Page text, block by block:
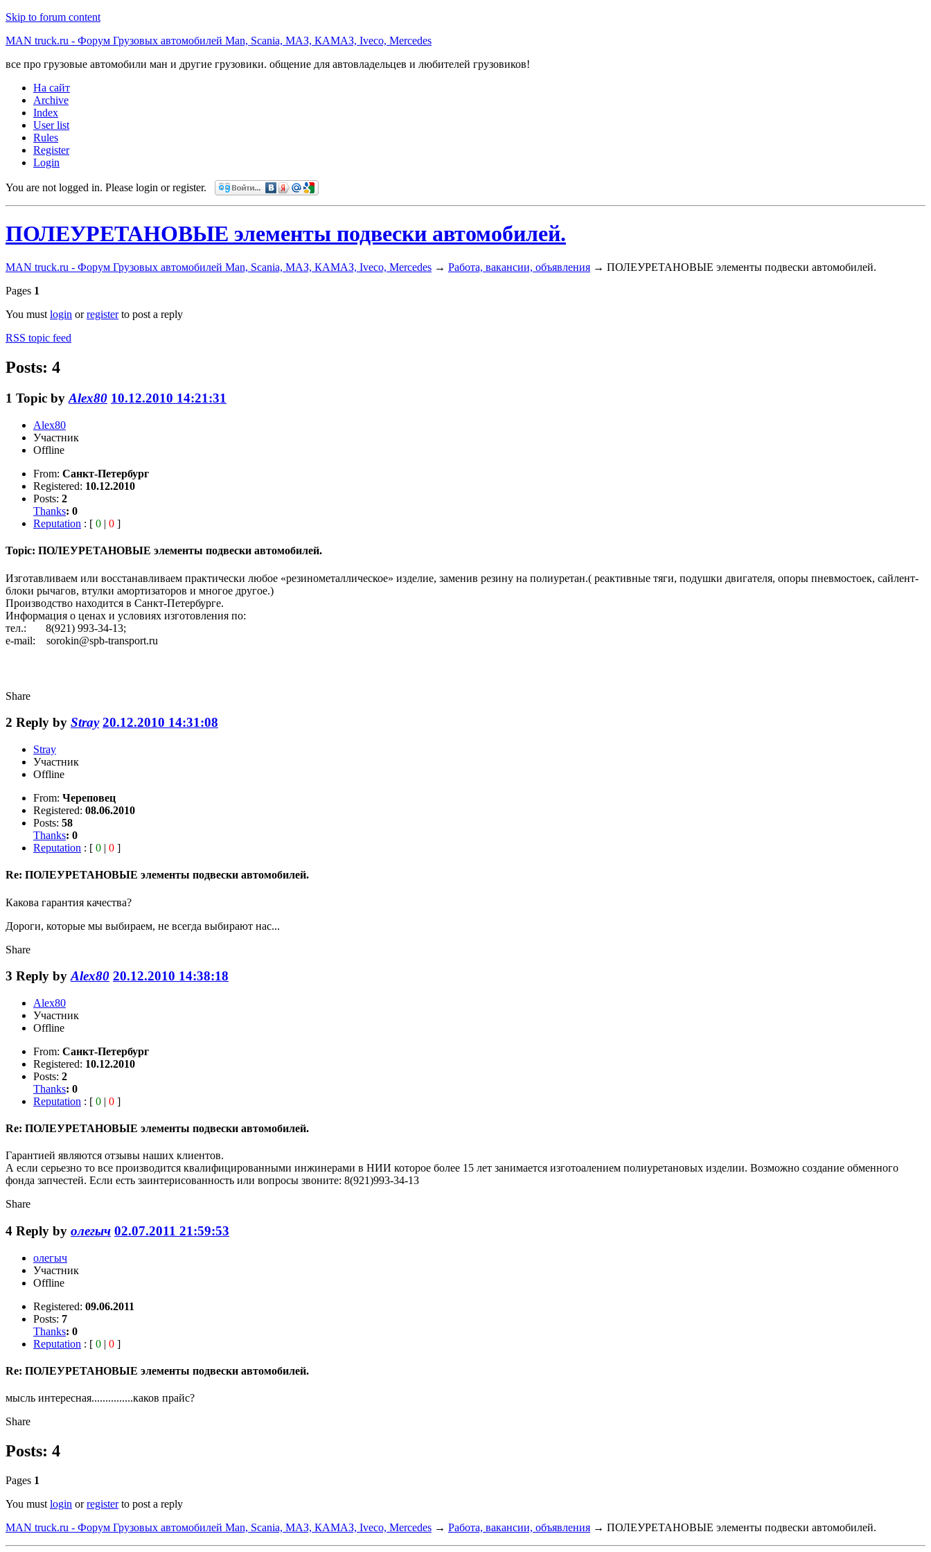
Skip to forum content
MAN truck.ru - Форум Грузовых автомобилей Man, Scania, МАЗ, КАМАЗ, Iveco, Mercedes
все про грузовые автомобили ман и другие грузовики. общение для автовладельцев и любителей грузовиков!
На сайт
Archive
Index
User list
Rules
Register
Login
You are not logged in. Please login or register.
ПОЛЕУРЕТАНОВЫЕ элементы подвески автомобилей.
MAN truck.ru - Форум Грузовых автомобилей Man, Scania, МАЗ, КАМАЗ, Iveco, Mercedes → Работа, вакансии, объявления → ПОЛЕУРЕТАНОВЫЕ элементы подвески автомобилей.
Pages 1
You mustlogin orregisterto post a reply
RSS topic feed
Posts: 4
1 Topic byAlex80 10.12.2010 14:21:31
Alex80
Участник
Offline
From: Санкт-Петербург
Registered: 10.12.2010
Posts: 2
Thanks: 0
Reputation : [ 0 | 0 ]
Topic: ПОЛЕУРЕТАНОВЫЕ элементы подвески автомобилей.
Изготавливаем или восстанавливаем практически любое «резинометаллическое» изделие, заменив резину на полиуретан.( реактивные тяги, подушки двигателя, опоры пневмостоек, сайлент-
блоки рычагов, втулки амортизаторов и многое другое.)
Производство находится в Санкт-Петербурге.
Информация о ценах и условиях изготовления по:
тел.: 8(921) 993-34-13;
e-mail: sorokin@spb-transport.ru
Share
2 Reply by Stray 20.12.2010 14:31:08
Stray
Участник
Offline
From: Череповец
Registered: 08.06.2010
Posts: 58
Thanks: 0
Reputation : [ 0 | 0 ]
Re: ПОЛЕУРЕТАНОВЫЕ элементы подвески автомобилей.
Какова гарантия качества?
Дороги, которые мы выбираем, не всегда выбирают нас...
Share
3 Reply byAlex80 20.12.2010 14:38:18
Alex80
Участник
Offline
From: Санкт-Петербург
Registered: 10.12.2010
Posts: 2
Thanks: 0
Reputation : [ 0 | 0 ]
Re: ПОЛЕУРЕТАНОВЫЕ элементы подвески автомобилей.
Гарантией являются отзывы наших клиентов.
А если серьезно то все производится квалифицированными инжинерами в НИИ которое более 15 лет занимается изготоалением полиуретановых изделии. Возможно создание обменного
фонда запчестей. Если есть заинтерисованность или вопросы звоните: 8(921)993-34-13
Share
4 Reply by олегыч 02.07.2011 21:59:53
олегыч
Участник
Offline
Registered: 09.06.2011
Posts: 7
Thanks: 0
Reputation : [ 0 | 0 ]
Re: ПОЛЕУРЕТАНОВЫЕ элементы подвески автомобилей.
мысль интересная...............каков прайс?
Share
Posts: 4
Pages 1
You must login orregisterto post a reply
MAN truck.ru - Форум Грузовых автомобилей Man, Scania, МАЗ, КАМАЗ, Iveco, Mercedes → Работа, вакансии, объявления → ПОЛЕУРЕТАНОВЫЕ элементы подвески автомобилей.